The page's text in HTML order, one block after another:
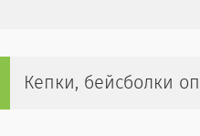
Кепки, бейсболки